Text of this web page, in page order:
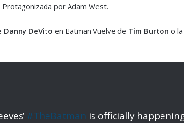
por Adam West.
Danny DeVito en Batman Vuelve de Tim Burton o
#TheBatman is officially